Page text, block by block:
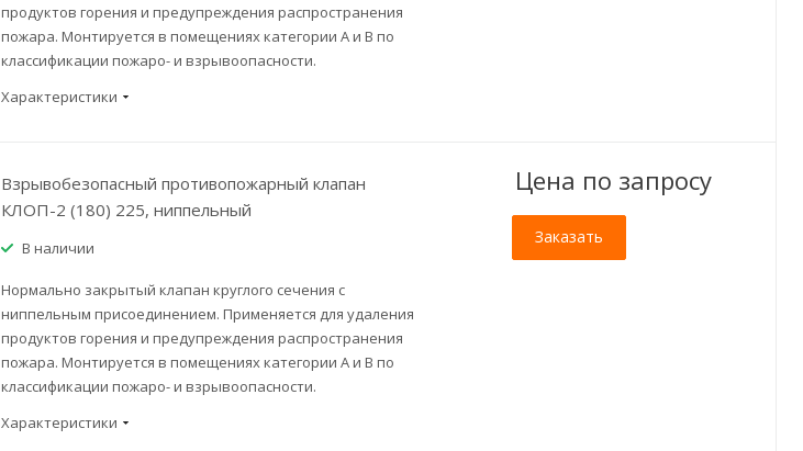
продуктов горения и предупреждения распространения
пожара. Монтируется в помещениях категории A и B по
классификации пожаро- и взрывоопасности.
Характеристики
Взрывобезопасный противопожарный клапан
КЛОП-2 (180) 225, ниппельный
В наличии
Нормально закрытый клапан круглого сечения с
ниппельным присоединением. Применяется для удаления
продуктов горения и предупреждения распространения
пожара. Монтируется в помещениях категории A и B по
классификации пожаро- и взрывоопасности.
Характеристики
Цена по запросу
Заказать